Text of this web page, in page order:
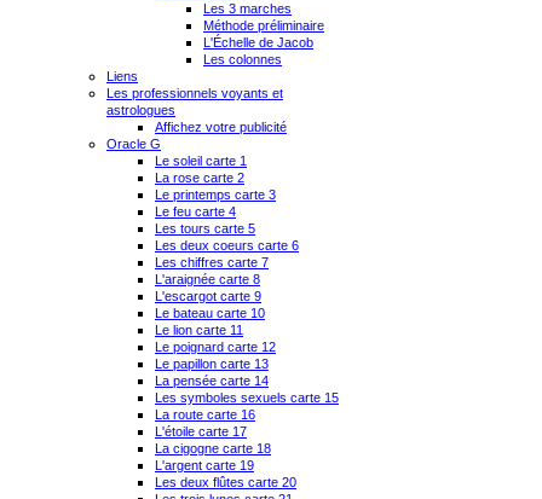
Les 3 marches
Méthode préliminaire
L'Échelle de Jacob
Les colonnes
Liens
Les professionnels voyants et
astrologues
Affichez votre publicité
Oracle G
Le soleil carte 1
La rose carte 2
Le printemps carte 3
Le feu carte 4
Les tours carte 5
Les deux coeurs carte 6
Les chiffres carte 7
L'araignée carte 8
L'escargot carte 9
Le bateau carte 10
Le lion carte 11
Le poignard carte 12
Le papillon carte 13
La pensée carte 14
Les symboles sexuels carte 15
La route carte 16
L'étoile carte 17
La cigogne carte 18
L'argent carte 19
Les deux flûtes carte 20